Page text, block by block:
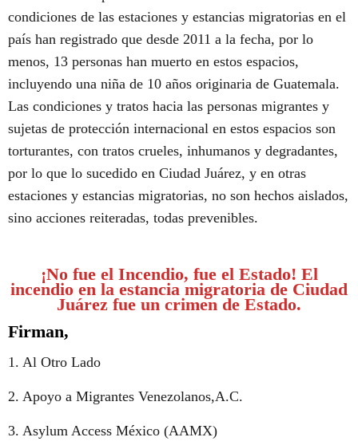
condiciones de las estaciones y estancias migratorias en el
país han registrado que desde 2011 a la fecha, por lo
menos, 13 personas han muerto en estos espacios,
incluyendo una niña de 10 años originaria de Guatemala.
Las condiciones y tratos hacia las personas migrantes y
sujetas de protección internacional en estos espacios son
torturantes, con tratos crueles, inhumanos y degradantes,
por lo que lo sucedido en Ciudad Juárez, y en otras
estaciones y estancias migratorias, no son hechos aislados,
sino acciones reiteradas, todas prevenibles.
¡No fue el Incendio, fue el Estado! El
incendio en la estancia migratoria de Ciudad
Juárez fue un crimen de Estado.
Firman,
1. Al Otro Lado
2. Apoyo a Migrantes Venezolanos,A.C.
3. Asylum Access México (AAMX)